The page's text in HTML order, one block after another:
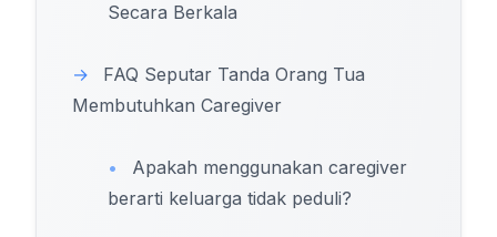
Secara Berkala
→
FAQ Seputar Tanda Orang Tua
Membutuhkan Caregiver
•
Apakah menggunakan caregiver
berarti keluarga tidak peduli?